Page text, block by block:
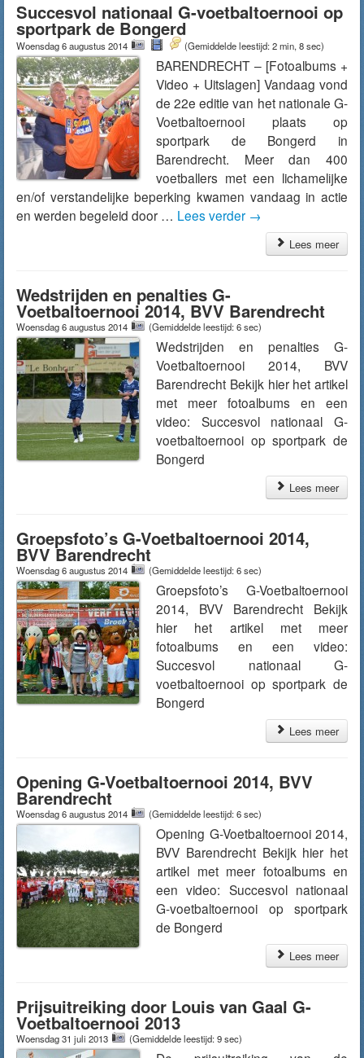
Succesvol nationaal G-voetbaltoernooi op
sportpark de Bongerd
Woensdag 6 augustus 2014 (Gemiddelde leestijd: 2 min, 8 sec)
BARENDRECHT – [Fotoalbums +
Video + Uitslagen] Vandaag vond
de 22e editie van het nationale G-
Voetbaltoernooi plaats op
sportpark de Bongerd in
Barendrecht. Meer dan 400
voetballers met een lichamelijke
en/of verstandelijke beperking kwamen vandaag in actie
en werden begeleid door … Lees verder →
Lees meer
Wedstrijden en penalties G-
Voetbaltoernooi 2014, BVV Barendrecht
Woensdag 6 augustus 2014 (Gemiddelde leestijd: 6 sec)
Wedstrijden en penalties G-
Voetbaltoernooi 2014, BVV
Barendrecht Bekijk hier het artikel
met meer fotoalbums en een
video: Succesvol nationaal G-
voetbaltoernooi op sportpark de
Bongerd
Lees meer
Groepsfoto’s G-Voetbaltoernooi 2014,
BVV Barendrecht
Woensdag 6 augustus 2014 (Gemiddelde leestijd: 6 sec)
Groepsfoto’s G-Voetbaltoernooi
2014, BVV Barendrecht Bekijk
hier het artikel met meer
fotoalbums en een video:
Succesvol nationaal G-
voetbaltoernooi op sportpark de
Bongerd
Lees meer
Opening G-Voetbaltoernooi 2014, BVV
Barendrecht
Woensdag 6 augustus 2014 (Gemiddelde leestijd: 6 sec)
Opening G-Voetbaltoernooi 2014,
BVV Barendrecht Bekijk hier het
artikel met meer fotoalbums en
een video: Succesvol nationaal
G-voetbaltoernooi op sportpark
de Bongerd
Lees meer
Prijsuitreiking door Louis van Gaal G-
Voetbaltoernooi 2013
Woensdag 31 juli 2013 (Gemiddelde leestijd: 9 sec)